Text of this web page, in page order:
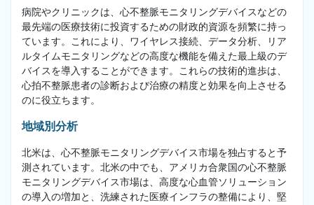
病院やクリニックは、心不整脈モニタリングデバイスなどの
最先端の医療技術に投資するための財政的資源を頻繁に持っ
ています。これにより、ワイヤレス接続、データ分析、リア
ルタイムモニタリングなどの高度な機能を備えた最上級のデ
バイスを導入することができます。これらの技術的進歩は、
心拍不整脈患者の診断および治療の精度と効果を向上させる
のに役立ちます。
地域別分析
北米は、心不整脈モニタリングデバイス市場を独占すると予
測されています。北米の中でも、アメリカ合衆国の心不整脈
モニタリングデバイス市場は、高度な心血管ソリューション
の導入の増加と、洗練された医療インフラの整備により、堅